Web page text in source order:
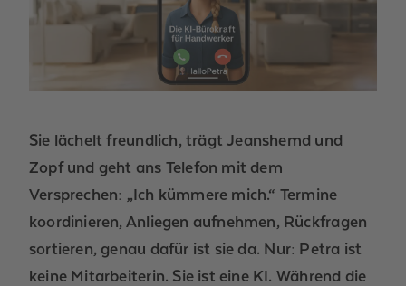
Sie lächelt freundlich, trägt Jeanshemd und
Zopf und geht ans Telefon mit dem
Versprechen: „Ich kümmere mich.“ Termine
koordinieren, Anliegen aufnehmen, Rückfragen
sortieren, genau dafür ist sie da. Nur: Petra ist
keine Mitarbeiterin. Sie ist eine KI. Während die